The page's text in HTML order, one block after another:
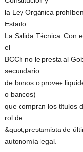
la Ley Orgánica
Estado.
La Salida Técnica: Con
el
BCCh no le presta al
secundario
de bonos o provee
o bancos)
que compran los títulos
rol de
&quot;prestamista de
autonomía legal.